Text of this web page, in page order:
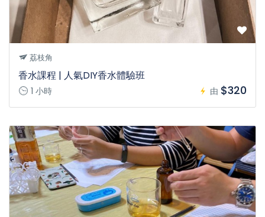
荔枝角
香水課程 | 人氣DIY香水體驗班
1 小時 由 $320